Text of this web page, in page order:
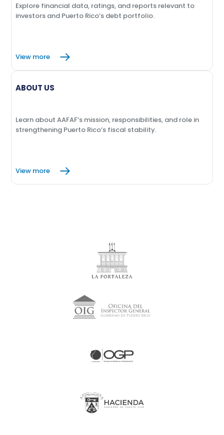
Explore financial data, ratings, and reports relevant to
investors and Puerto Rico’s debt portfolio.
View more
ABOUT US
Learn about AAFAF’s mission, responsibilities, and role in
strengthening Puerto Rico’s fiscal stability.
View more